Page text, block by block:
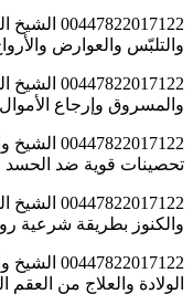
والتلبّس والعوارض
والمسروق وإرجاع
تحصينات قوية ضد الحسد
والكنوز بطريقة شرعية
الولادة والعلاج من العقم